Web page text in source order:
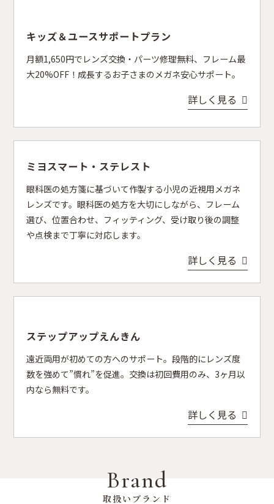
キッズ＆ユースサポートプラン
月額1,650円でレンズ交換・パーツ修理無料、フレーム最
大20%OFF！成長するお子さまのメガネ安心サポート。
詳しく見る
ミヨスマート・ステレスト
眼科医の処方箋に基づいて作製する小児の近視用メガネ
レンズです。眼科医の処方を大切にしながら、フレーム
選び、位置合わせ、フィッティング、受け取り後の調整
や点検まで丁寧に対応します。
詳しく見る
ステップアップえんきん
遠近両用が初めての方へのサポート。段階的にレンズ度
数を強めて”慣れ”を促進。交換は初回費用のみ、3ヶ月以
内なら無料です。
詳しく見る
Brand
取扱いブランド